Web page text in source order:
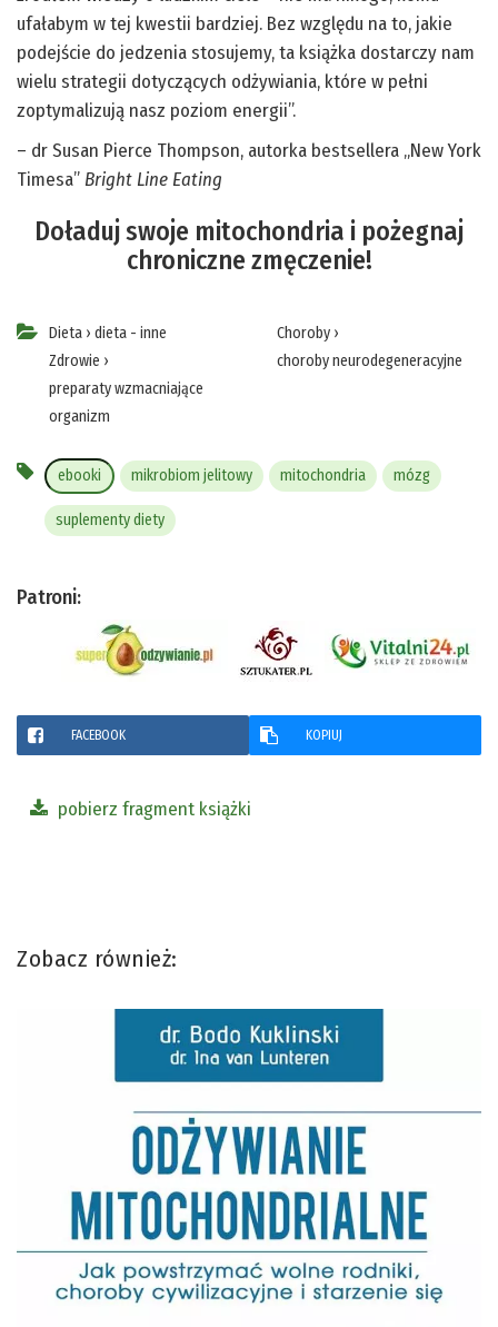
ufałabym w tej kwestii bardziej. Bez względu na to, jakie
podejście do jedzenia stosujemy, ta książka dostarczy nam
wielu strategii dotyczących odżywiania, które w pełni
zoptymalizują nasz poziom energii”.
– dr Susan Pierce Thompson, autorka bestsellera „New York
Timesa” Bright Line Eating
Doładuj swoje mitochondria i pożegnaj
chroniczne zmęczenie!
Dieta › dieta - inne
Zdrowie ›
preparaty wzmacniające
organizm
Choroby›
choroby neurodegeneracyjne
ebooki mikrobiom jelitowy mitochondria mózg
suplementy diety
Patroni:
FACEBOOK KOPIUJ
pobierz fragment książki
Zobacz również: